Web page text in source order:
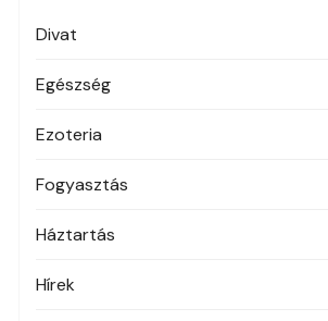
Divat
Egészség
Ezoteria
Fogyasztás
Háztartás
Hírek